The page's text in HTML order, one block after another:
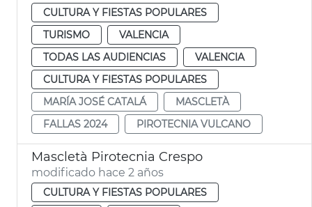
CULTURA Y FIESTAS POPULARES
TURISMO
VALENCIA
TODAS LAS AUDIENCIAS
VALENCIA
CULTURA Y FIESTAS POPULARES
MARÍA JOSÉ CATALÁ
MASCLETÀ
FALLAS 2024
PIROTECNIA VULCANO
Mascletà Pirotecnia Crespo
modificado hace 2 años
CULTURA Y FIESTAS POPULARES